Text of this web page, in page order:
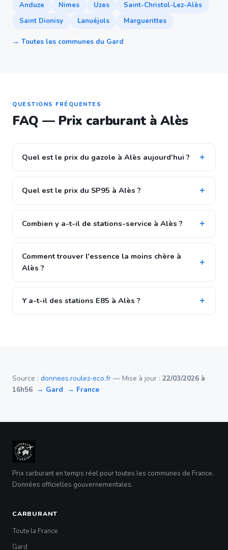
Anduze
Nimes Uzes
Saint-Christol-Lez-Alès
Saint Dionisy
Lanuéjols Marguerittes
→ Toutes les communes du Gard
QUESTIONS FRÉQUENTES
FAQ — Prix carburant à Alès
Quel est le prix du gazole à Alès aujourd'hui ?
Quel est le prix du SP95 à Alès ?
Combien y a-t-il de stations-service à Alès ?
Comment trouver l'essence la moins chère à
Alès ?
Y a-t-il des stations E85 à Alès ?
Source : donnees.roulez-eco.fr — Mise à jour : 22/03/2026 à
16h56 → Gard → France
Prix carburant en temps réel pour toutes les communes de France.
Données officielles gouvernementales.
CARBURANT
Toute la France
Gard